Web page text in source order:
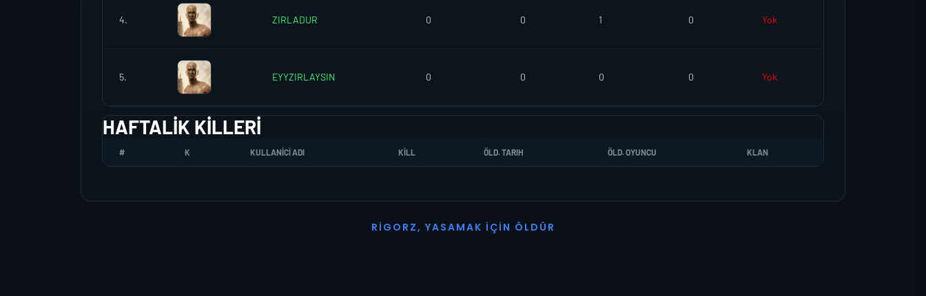
4. ZIRLADUR 0 0 1 0 Yok
5. EYYZIRLAYSIN 0 0 0 0 Yok
HAFTALIK KILLERI
# K KULLANICI ADI KILL ÖLD. TARIH ÖLD. OYUNCU KLAN
R I G O R Z, YASAMAK İ ÇI N Ö L D Ü R